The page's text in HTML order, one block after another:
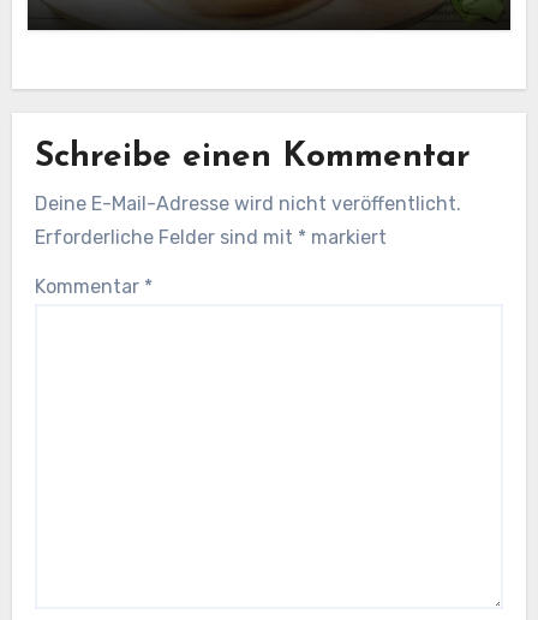
Schreibe einen Kommentar
Deine E-Mail-Adresse wird nicht veröffentlicht.
Erforderliche Felder sind mit * markiert
Kommentar *